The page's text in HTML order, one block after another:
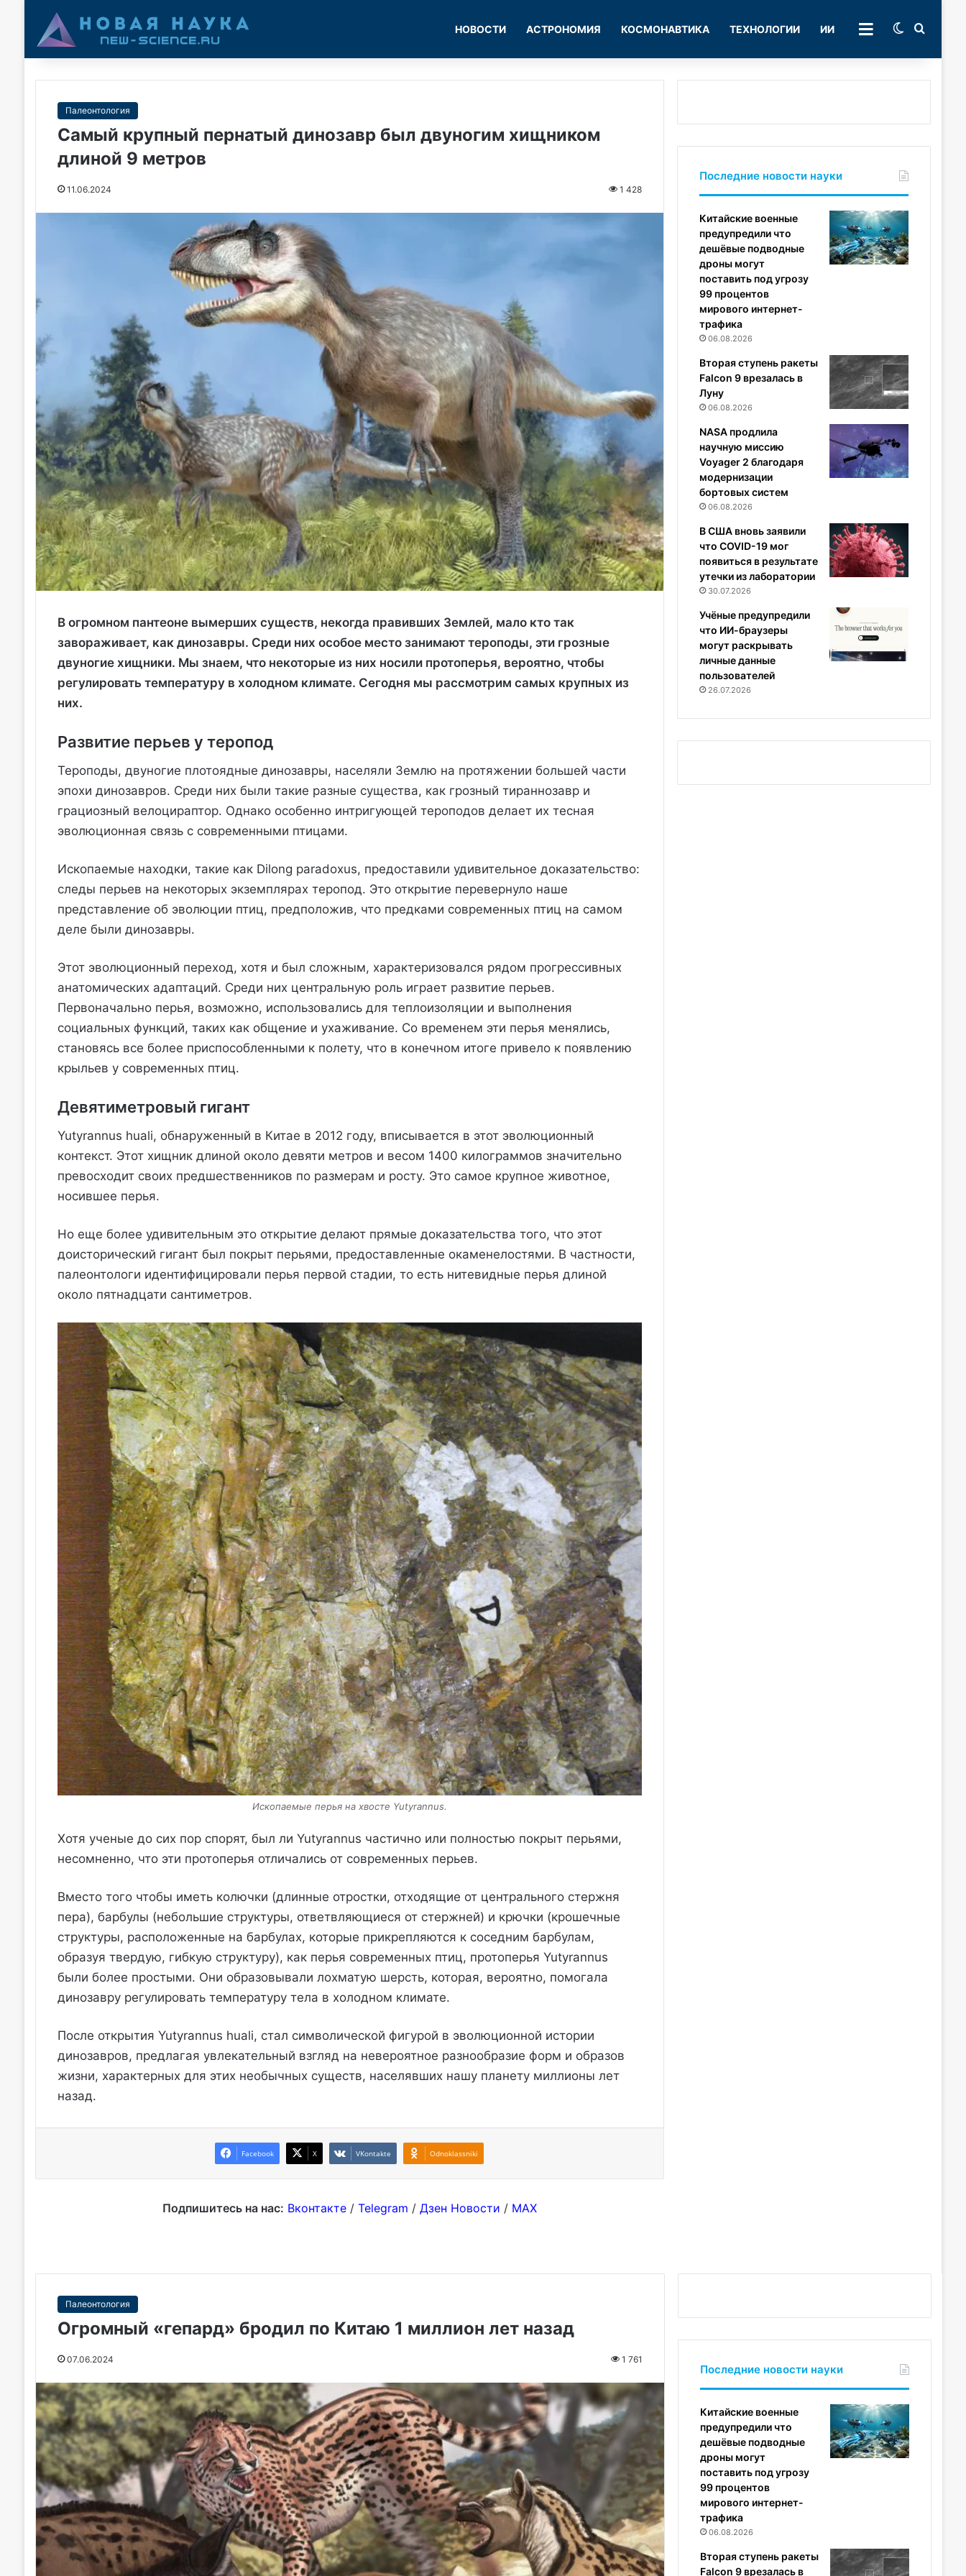
НОВОСТИ АСТРОНОМИЯ КОСМОНАВТИКА ТЕХНОЛОГИИ ИИ РУБРИКИSwitch skin
Палеонтология
Самый крупный пернатый динозавр был двуногим хищником
длиной 9 метров
11.06.2024 1 428
В огромном пантеоне вымерших существ, некогда правивших Землей, мало кто так
завораживает, как динозавры. Среди них особое место занимают тероподы, эти грозные
двуногие хищники. Мы знаем, что некоторые из них носили протоперья, вероятно, чтобы
регулировать температуру в холодном климате. Сегодня мы рассмотрим самых крупных из
них.
Развитие перьев у теропод
Тероподы, двуногие плотоядные динозавры, населяли Землю на протяжении большей части
эпохи динозавров. Среди них были такие разные существа, как грозный тираннозавр и
грациозный велоцираптор. Однако особенно интригующей тероподов делает их тесная
эволюционная связь с современными птицами.
Ископаемые находки, такие как Dilong paradoxus, предоставили удивительное доказательство:
следы перьев на некоторых экземплярах теропод. Это открытие перевернуло наше
представление об эволюции птиц, предположив, что предками современных птиц на самом
деле были динозавры.
Этот эволюционный переход, хотя и был сложным, характеризовался рядом прогрессивных
анатомических адаптаций. Среди них центральную роль играет развитие перьев.
Первоначально перья, возможно, использовались для теплоизоляции и выполнения
социальных функций, таких как общение и ухаживание. Со временем эти перья менялись,
становясь все более приспособленными к полету, что в конечном итоге привело к появлению
крыльев у современных птиц.
Девятиметровый гигант
Yutyrannus huali, обнаруженный в Китае в 2012 году, вписывается в этот эволюционный
контекст. Этот хищник длиной около девяти метров и весом 1400 килограммов значительно
превосходит своих предшественников по размерам и росту. Это самое крупное животное,
носившее перья.
Но еще более удивительным это открытие делают прямые доказательства того, что этот
доисторический гигант был покрыт перьями, предоставленные окаменелостями. В частности,
палеонтологи идентифицировали перья первой стадии, то есть нитевидные перья длиной
около пятнадцати сантиметров.
Ископаемые перья на хвосте Yutyrannus.
Хотя ученые до сих пор спорят, был ли Yutyrannus частично или полностью покрыт перьями,
несомненно, что эти протоперья отличались от современных перьев.
Вместо того чтобы иметь колючки (длинные отростки, отходящие от центрального стержня
пера), барбулы (небольшие структуры, ответвляющиеся от стержней) и крючки (крошечные
структуры, расположенные на барбулах, которые прикрепляются к соседним барбулам,
образуя твердую, гибкую структуру), как перья современных птиц, протоперья Yutyrannus
были более простыми. Они образовывали лохматую шерсть, которая, вероятно, помогала
динозавру регулировать температуру тела в холодном климате.
После открытия Yutyrannus huali, стал символической фигурой в эволюционной истории
динозавров, предлагая увлекательный взгляд на невероятное разнообразие форм и образов
жизни, характерных для этих необычных существ, населявших нашу планету миллионы лет
назад.
Facebook X VKontakte Odnoklassniki
Подпишитесь на нас: Вконтакте/ Telegram / Дзен Новости / MAX
Последние новости науки
Китайские военные
предупредили что
дешёвые подводные
дроны могут
поставить под угрозу
99 процентов
мирового интернет-
трафика
06.08.2026
Вторая ступень ракеты
Falcon 9 врезалась в
Луну
06.08.2026
NASA продлила
научную миссию
Voyager 2 благодаря
модернизации
бортовых систем
06.08.2026
В США вновь заявили
что COVID-19 мог
появиться в результате
утечки из лаборатории
30.07.2026
Учёные предупредили
что ИИ-браузеры
могут раскрывать
личные данные
пользователей
26.07.2026